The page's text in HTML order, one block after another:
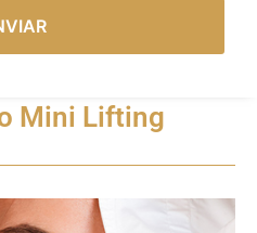
Mini Lifting